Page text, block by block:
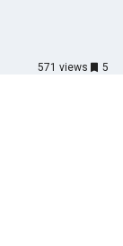
571 views 5